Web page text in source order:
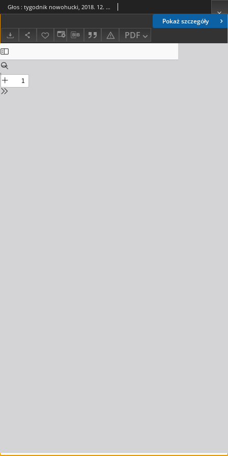
Pokaż szczegóły
PDF
Głos : tygodnik nowohucki, 2018. 12. 07, nr 49